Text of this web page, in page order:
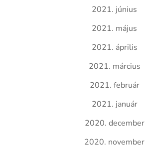
2021. június
2021. május
2021. április
2021. március
2021. február
2021. január
2020. december
2020. november